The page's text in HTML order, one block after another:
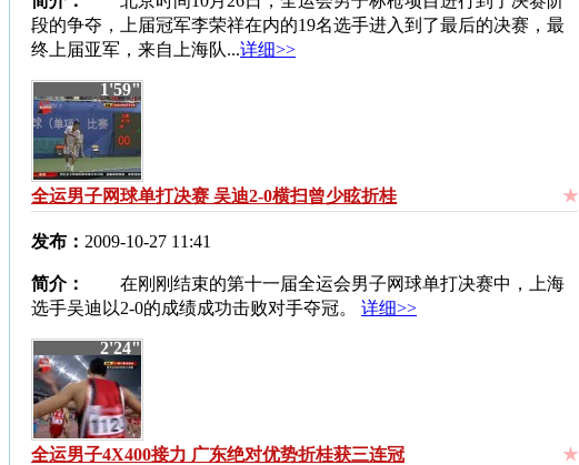
段的争夺，上届冠军李荣祥在内的19名选手进入到了最后的决赛，最
终上届亚军，来自上海队...详细>>
1'59"
全运男子网球单打决赛 吴迪2-0横扫曾少眩折桂 ★
发布： 2009-10-27 11:41
简介：
在刚刚结束的第十一届全运会男子网球单打决赛中，上海
选手吴迪以2-0的成绩成功击败对手夺冠。 详细>>
2'24"
全运男子4X400接力 广东绝对优势折桂获三连冠 ★